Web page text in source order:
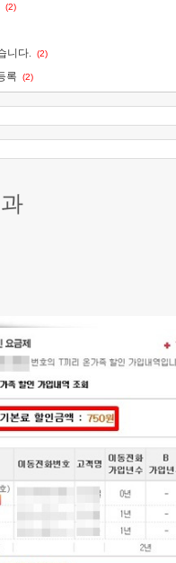
(2)
니다. (2)
록 (2)